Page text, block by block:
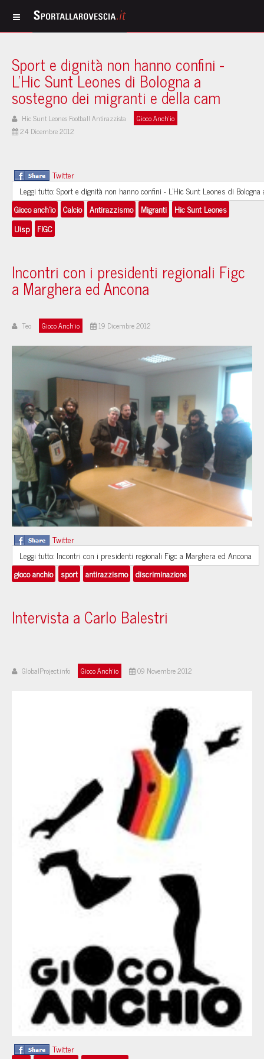
Sport e dignità non hanno confini -
L'Hic Sunt Leones di Bologna a
sostegno dei migranti e della cam
Hic Sunt Leones Football Antirazzista
Gioco Anch'io
24 Dicembre 2012
Twitter
Leggi tutto: Sport e dignità non hanno confini - L'Hic Sunt Leones di
Gioco anch'io Calcio Antirazzismo Migranti
Hic Sunt Leones
Uisp
FIGC
Incontri con i presidenti regionali Figc
a Marghera ed Ancona
Teo Gioco Anch'io 19 Dicembre 2012
Twitter
Leggi tutto: Incontri con i presidenti regionali Figc a Marghera ed Ancona
gioco anchio
sport antirazzismo discriminazione
Intervista a Carlo Balestri
GlobalProject.info Gioco Anch'io 09 Novembre 2012
Twitter